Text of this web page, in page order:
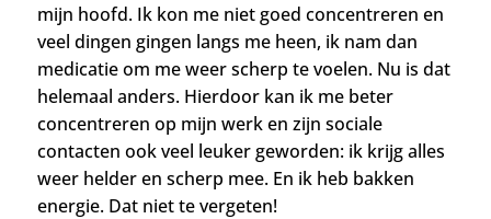
mijn hoofd. Ik kon me niet goed concentreren en
veel dingen gingen langs me heen, ik nam dan
medicatie om me weer scherp te voelen. Nu is dat
helemaal anders. Hierdoor kan ik me beter
concentreren op mijn werk en zijn sociale
contacten ook veel leuker geworden: ik krijg alles
weer helder en scherp mee. En ik heb bakken
energie. Dat niet te vergeten!